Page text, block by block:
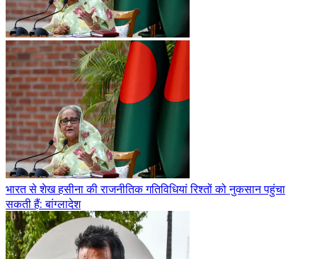
भारत से शेख हसीना की राजनीतिक गतिविधियां रिश्तों को नुकसान पहुंचा
सकती हैं: बांग्लादेश